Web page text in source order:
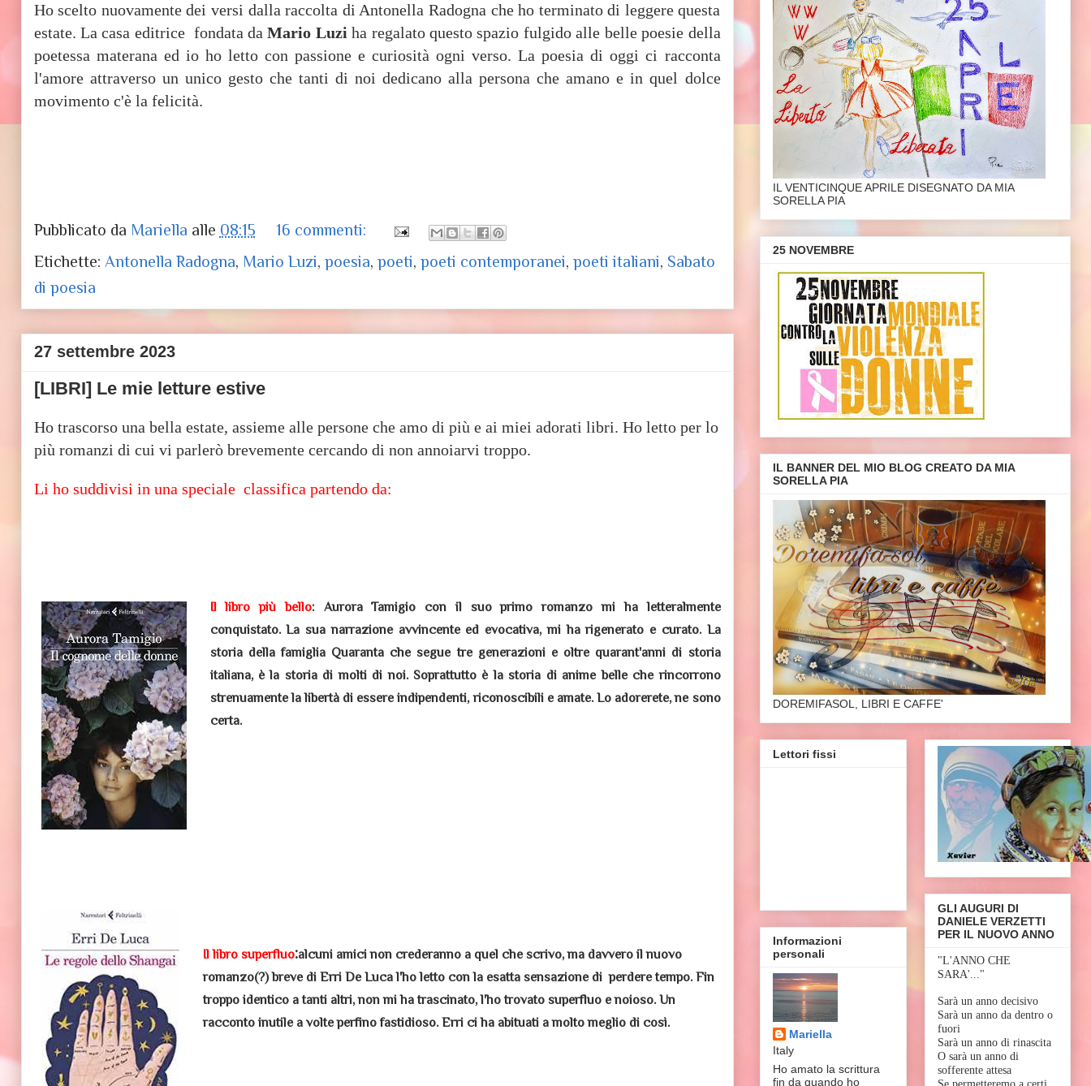
Ho scelto nuovamente dei versi dalla raccolta di Antonella Radogna che ho terminato di leggere questa
estate. La casa editrice fondata daMario Luzi ha regalato questo spazio fulgido alle belle poesie della
poetessa materana ed io ho letto con passione e curiosità ogni verso. La poesia di oggi ci racconta
l'amore attraverso un unico gesto che tanti di noi dedicano alla persona che amano e in quel dolce
movimento c'è la felicità.
Pubblicato da Mariella alle 08:15
16 commenti:
Etichette: Antonella Radogna, Mario Luzi, poesia, poeti, poeti contemporanei, poeti italiani, Sabato
di poesia
27 settembre 2023
[LIBRI] Le mie letture estive
Ho trascorso una bella estate, assieme alle persone che amo di più e ai miei adorati libri. Ho letto per lo
più romanzi di cui vi parlerò brevemente cercando di non annoiarvi troppo.
Li ho suddivisi in una speciale classifica partendo da:
Il libro più bello: Aurora Tamigio con il suo primo romanzo mi ha letteralmente
conquistato. La sua narrazione avvincente ed evocativa, mi ha rigenerato e curato. La
storia della famiglia Quaranta che segue tre generazioni e oltre quarant'anni di storia
italiana, è la storia di molti di noi. Soprattutto è la storia di anime belle che rincorrono
strenuamente la libertà di essere indipendenti, riconoscibili e amate. Lo adorerete, ne sono
certa.
Il libro superfluo:alcuni amici non crederanno a quel che scrivo, ma davvero il nuovo
romanzo(?) breve di Erri De Luca l'ho letto con la esatta sensazione di perdere tempo. Fin
troppo identico a tanti altri, non mi ha trascinato, l'ho trovato superfluo e noioso. Un
racconto inutile a volte perfino fastidioso. Erri ci ha abituati a molto meglio di così.
IL VENTICINQUE APRILE DISEGNATO DA MIA
SORELLA PIA
25 NOVEMBRE
IL BANNER DEL MIO BLOG CREATO DA MIA
SORELLA PIA
DOREMIFASOL, LIBRI E CAFFE'
Lettori fissi
Informazioni
personali
Mariella
Italy
Ho amato la scrittura
fin da quando ho
GLI AUGURI DI
DANIELE VERZETTI
PER IL NUOVO ANNO
"L'ANNO CHE
SARA'..."
Sarà un anno decisivo
Sarà un anno da dentro o
fuori
Sarà un anno di rinascita
O sarà un anno di
sofferente attesa